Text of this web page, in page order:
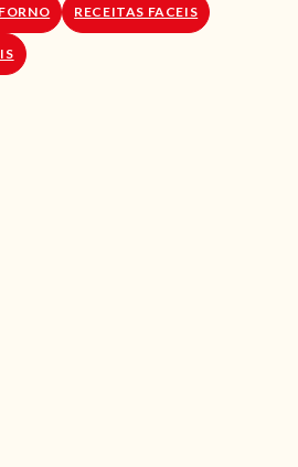
LOJA ONLINE
RECEITAS FACEIS